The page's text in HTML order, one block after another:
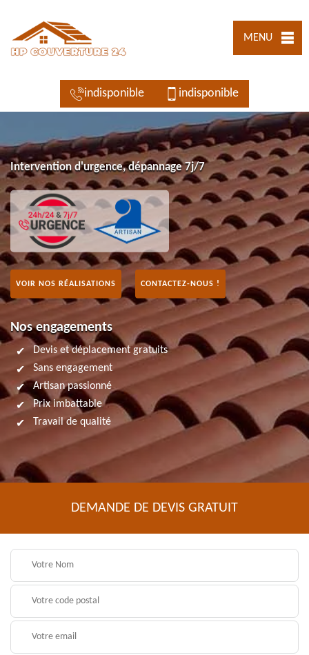
MENU
indisponible indisponible
Intervention d'urgence, dépannage 7j/7
VOIR NOS RÉALISATIONS CONTACTEZ-NOUS !
Nos engagements
Devis et déplacement gratuits
Sans engagement
Artisan passionné
Prix imbattable
Travail de qualité
DEMANDE DE DEVIS GRATUIT